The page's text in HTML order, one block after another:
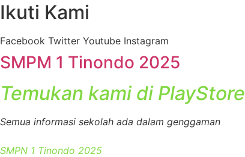
Ikuti Kami
Facebook Twitter Youtube Instagram
SMPM 1 Tinondo 2025
Temukan kami di PlayStore
Semua informasi sekolah ada dalam genggaman
SMPN 1 Tinondo 2025